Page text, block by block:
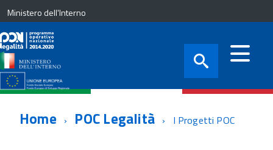
Ministero dell'Interno
Home POC Legalità I Progetti POC